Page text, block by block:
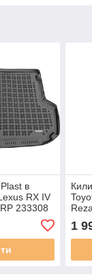
в
RX IV
233308
1